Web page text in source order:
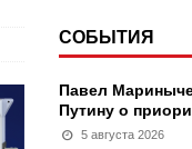
СОБЫТИЯ
Павел
Путину о
5 августа 2026